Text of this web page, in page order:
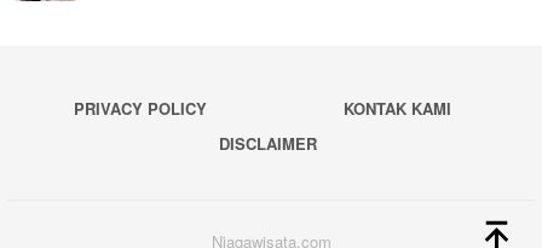
PRIVACY POLICY
KONTAK KAMI
DISCLAIMER
Niagawisata.com